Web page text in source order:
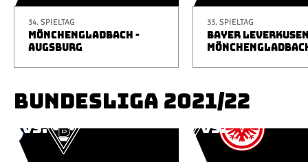
34. SPIELTAG
MÖNCHENGLADBACH -
AUGSBURG
33. SPIELTAG
BAYER
BUNDESLIGA 2021/22